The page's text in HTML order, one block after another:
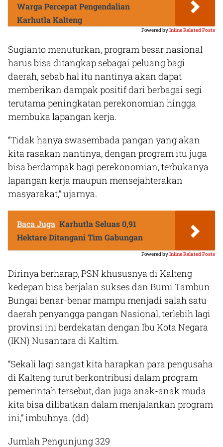
Warga Percepat Pengendalian
Karhutla Kalteng
Powered byInline Related Posts
Sugianto menuturkan, program besar nasional
harus bisa ditangkap sebagai peluang bagi
daerah, sebab hal itu nantinya akan dapat
memberikan dampak positif dari berbagai segi
terutama peningkatan perekonomian hingga
membuka lapangan kerja.
“Tidak hanya swasembada pangan yang akan
kita rasakan nantinya, dengan program itu juga
bisa berdampak bagi perekonomian, terbukanya
lapangan kerja maupun mensejahterakan
masyarakat,” ujarnya.
Baca Juga Karhutla Seluas 0,91
Hektare Ditangani Tim Gabungan
Powered byInline Related Posts
Dirinya berharap, PSN khususnya di Kalteng
kedepan bisa berjalan sukses dan Bumi Tambun
Bungai benar-benar mampu menjadi salah satu
daerah penyangga pangan Nasional, terlebih lagi
provinsi ini berdekatan dengan Ibu Kota Negara
(IKN) Nusantara di Kaltim.
“Sekali lagi sangat kita harapkan para pengusaha
di Kalteng turut berkontribusi dalam program
pemerintah tersebut, dan juga anak-anak muda
kita bisa dilibatkan dalam menjalankan program
ini,” imbuhnya. (dd)
Jumlah Pengunjung329